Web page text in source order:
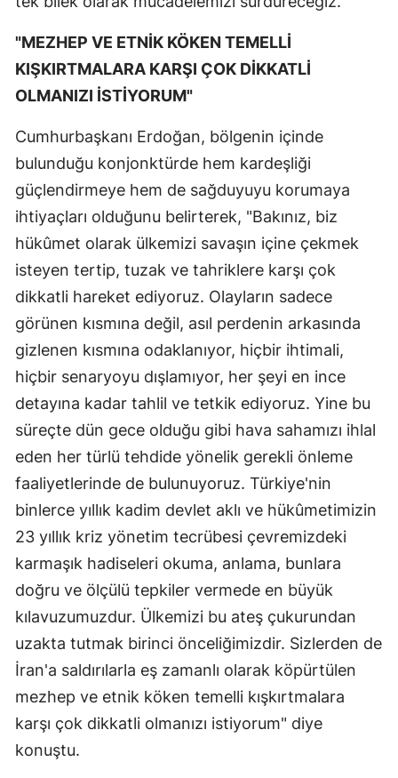
"MEZHEP VE ETNİK KÖKEN TEMELLİ
KIŞKIRTMALARA KARŞI ÇOK DİKKATLİ
OLMANIZI İSTİYORUM"
Cumhurbaşkanı Erdoğan, bölgenin içinde
bulunduğu konjonktürde hem kardeşliği
güçlendirmeye hem de sağduyuyu korumaya
ihtiyaçları olduğunu belirterek, "Bakınız, biz
hükûmet olarak ülkemizi savaşın içine çekmek
isteyen tertip, tuzak ve tahriklere karşı çok
dikkatli hareket ediyoruz. Olayların sadece
görünen kısmına değil, asıl perdenin arkasında
gizlenen kısmına odaklanıyor, hiçbir ihtimali,
hiçbir senaryoyu dışlamıyor, her şeyi en ince
detayına kadar tahlil ve tetkik ediyoruz. Yine bu
süreçte dün gece olduğu gibi hava sahamızı ihlal
eden her türlü tehdide yönelik gerekli önleme
faaliyetlerinde de bulunuyoruz. Türkiye'nin
binlerce yıllık kadim devlet aklı ve hükûmetimizin
23 yıllık kriz yönetim tecrübesi çevremizdeki
karmaşık hadiseleri okuma, anlama, bunlara
doğru ve ölçülü tepkiler vermede en büyük
kılavuzumuzdur. Ülkemizi bu ateş çukurundan
uzakta tutmak birinci önceliğimizdir. Sizlerden de
İran'a saldırılarla eş zamanlı olarak köpürtülen
mezhep ve etnik köken temelli kışkırtmalara
karşı çok dikkatli olmanızı istiyorum" diye
konuştu.